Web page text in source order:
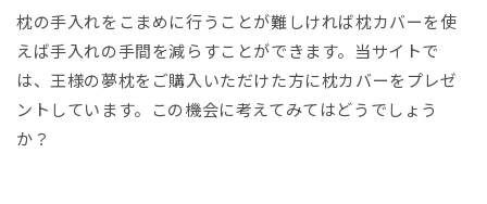
枕の手入れをこまめに行うことが難しければ枕カバーを使
えば手入れの手間を減らすことができます。当サイトで
は、王様の夢枕をご購入いただけた方に枕カバーをプレゼ
ントしています。この機会に考えてみてはどうでしょう
か？